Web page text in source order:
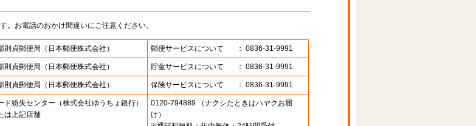
お電話のおかけ間違いにご注意ください。
則貞郵便局 （日本郵便株式会社） 郵便サービスについて ： 0836-31-9991
則貞郵便局 （日本郵便株式会社） 貯金サービスについて ： 0836-31-9991
則貞郵便局 （日本郵便株式会社） 保険サービスについて ： 0836-31-9991
ド紛失センター （株式会社ゆうちょ銀行）
は上記店舗
0120-794889 （ナクシたときはハヤクお届
け）